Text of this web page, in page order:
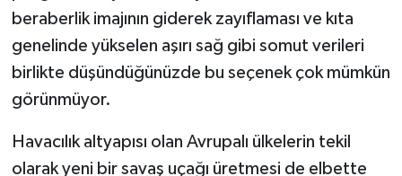
beraberlik imajının giderek zayıflaması ve kıta
genelinde yükselen aşırı sağ gibi somut verileri
birlikte düşündüğünüzde bu seçenek çok mümkün
görünmüyor.
Havacılık altyapısı olan Avrupalı ülkelerin tekil
olarak yeni bir savaş uçağı üretmesi de elbette